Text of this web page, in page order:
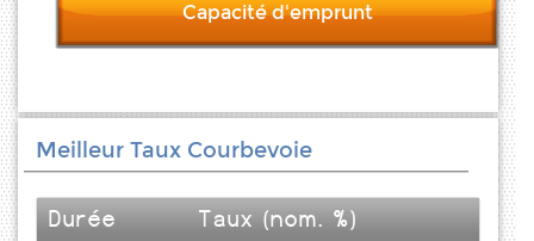
Capacité d'emprunt
Meilleur Taux Courbevoie
Durée
Taux (nom. %)